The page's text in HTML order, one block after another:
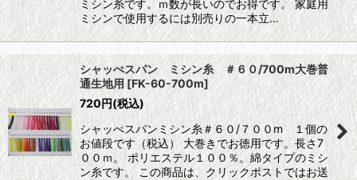
ミシン糸です。ｍ数が長いのでお得です。 家庭用
ミシンで使用するには別売りの一本立…
シャッぺスパン ミシン糸 ＃６０/700m大巻普
通生地用 [FK-60-700m]
720円(税込)
シャッぺスパンミシン糸＃６０/７００m １個の
お値段です（税込） 大巻きでお徳用です。長さ7
００ｍ。 ポリエステル１００％。綿タイプのミシ
ン糸です。 この商品は、クリックポストではお送